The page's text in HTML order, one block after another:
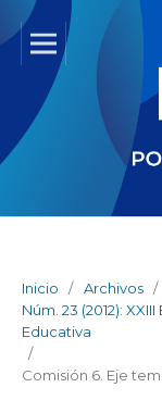
Inicio / Archivos /
Núm. 23 (2012):
Educativa
/
Comisión 6. Eje